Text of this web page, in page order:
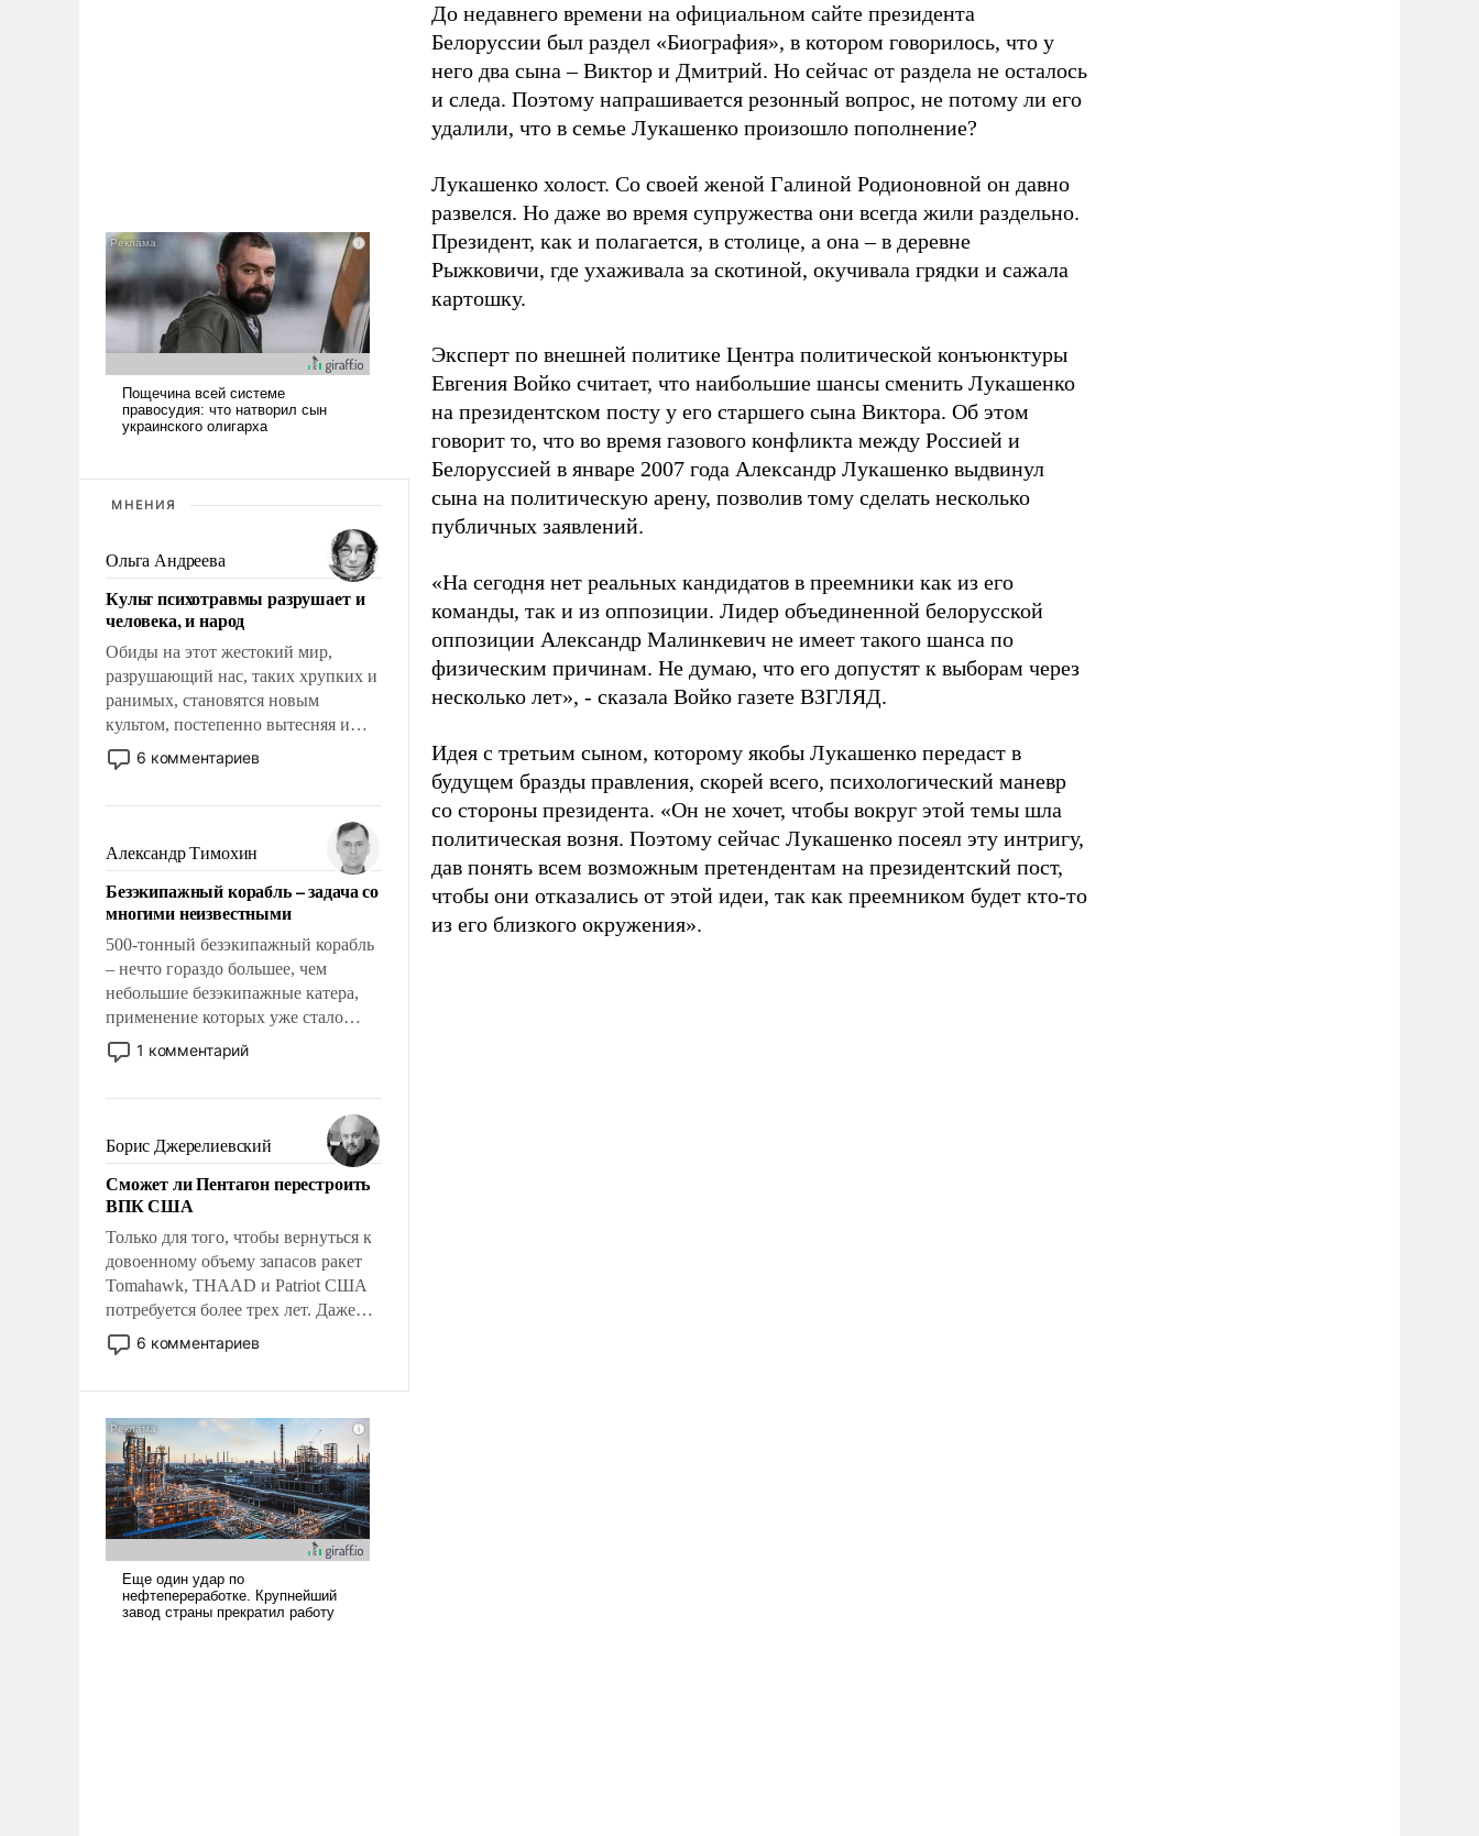
МНЕНИЯ
Ольга Андреева
Культ психотравмы разрушает и
человека, и народ
Обиды на этот жестокий мир,
разрушающий нас, таких хрупких и
ранимых, становятся новым
культом, постепенно вытесняя и
отменяя традиционное требование к
человеку – быть мужественным и
на себя ответственность, помогать
слабым, идти вперед и
адаптироваться.
6 комментариев
Александр Тимохин
Безэкипажный корабль – задача со
многими неизвестными
500-тонный безэкипажный корабль
– нечто гораздо большее, чем
небольшие безэкипажные катера,
применение которых уже стало
обыденностью. Задача по созданию
такого корабля очень сложна и
реализация радикально поднимет
наши боевые возможности.
1 комментарий
Борис Джерелиевский
Сможет ли Пентагон перестроить
ВПК США
Только для того, чтобы вернуться к
довоенному объему запасов ракет
Tomahawk, THAAD и Patriot США
потребуется более трех лет. Даже
небольшая война с Ираном
опустошила американские
уязвимости США, например, перед
Китаем.
6 комментариев
До недавнего времени на официальном сайте президента
Белоруссии был раздел «Биография», в котором говорилось, что у
него два сына – Виктор и Дмитрий. Но сейчас от раздела не осталось
и следа. Поэтому напрашивается резонный вопрос, не потому ли его
удалили, что в семье Лукашенко произошло пополнение?
Лукашенко холост. Со своей женой Галиной Родионовной он давно
развелся. Но даже во время супружества они всегда жили раздельно.
Президент, как и полагается, в столице, а она – в деревне
Рыжковичи, где ухаживала за скотиной, окучивала грядки и сажала
картошку.
Эксперт по внешней политике Центра политической конъюнктуры
Евгения Войко считает, что наибольшие шансы сменить Лукашенко
на президентском посту у его старшего сына Виктора. Об этом
говорит то, что во время газового конфликта между Россией и
Белоруссией в январе 2007 года Александр Лукашенко выдвинул
сына на политическую арену, позволив тому сделать несколько
публичных заявлений.
«На сегодня нет реальных кандидатов в преемники как из его
команды, так и из оппозиции. Лидер объединенной белорусской
оппозиции Александр Малинкевич не имеет такого шанса по
физическим причинам. Не думаю, что его допустят к выборам через
несколько лет», - сказала Войко газете ВЗГЛЯД.
Идея с третьим сыном, которому якобы Лукашенко передаст в
будущем бразды правления, скорей всего, психологический маневр
со стороны президента. «Он не хочет, чтобы вокруг этой темы шла
политическая возня. Поэтому сейчас Лукашенко посеял эту интригу,
дав понять всем возможным претендентам на президентский пост,
чтобы они отказались от этой идеи, так как преемником будет кто-то
из его близкого окружения».